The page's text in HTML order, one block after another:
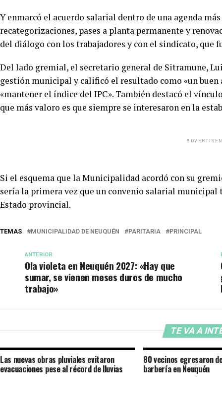
Y enmarcó el acuerdo salarial dentro de una agenda
recategorizaciones, pases a planta permanente y
del diálogo con los trabajadores y con el sindicato, que
Del lado gremial, el secretario general de Sitramune,
gestión municipal y calificó el resultado como «un
«mantener el índice del IPC». También destacó el
que más valoro es que siempre se interesaron en la
Si el esquema que la Municipalidad acordó con su
sería la primera vez que un convenio salarial
Estado provincial.
TEMAS MUNICIPALIDAD DE NEUQUÉN PARITARIA PRINCIPAL
ANTERIOR
Ola violeta en Neuquén 2027: «Hay que
sumar, se vienen meses duros de mucho
trabajo»
TE VA A
Las nuevas obras pluviales evitaron
evacuaciones pese al récord de lluvias
80 vecinos egresaron
barbería en Neuquén